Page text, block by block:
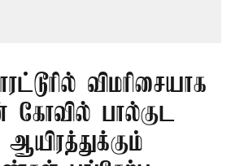
விமரிசையாக
பால்குட